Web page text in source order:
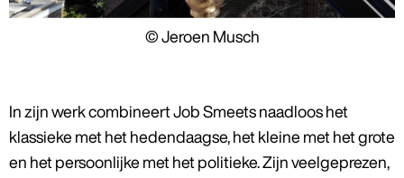
© Jeroen Musch
In zijn werk combineert Job Smeets naadloos het
klassieke met het hedendaagse, het kleine met het grote
en het persoonlijke met het politieke. Zijn veelgeprezen,